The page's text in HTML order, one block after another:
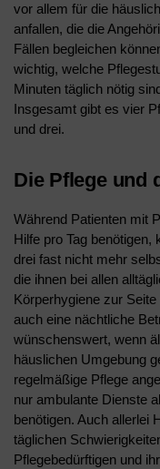
vor allem für die
anfallen, die die
Fällen begleichen
wichtig, welche
Minuten täglich nötig
Insgesamt gibt es vier
und drei.
Die Pflege und
Während Patienten mit
Hilfe pro Tag
drei fast nicht mehr
die ihnen bei allen
Körperhygiene zur
auch eine nächtliche
wünschenswert, wenn
häuslichen Umgebung
regelmäßige Pflege
nur ambulante Dienste
benötigen. Auch allerlei
täglichen
Pflegebedürftigen und